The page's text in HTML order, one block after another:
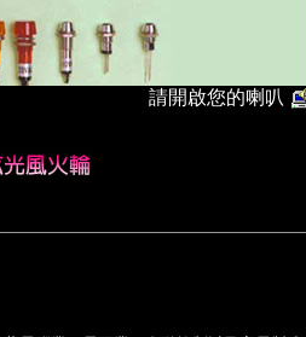
請開啟您的喇叭